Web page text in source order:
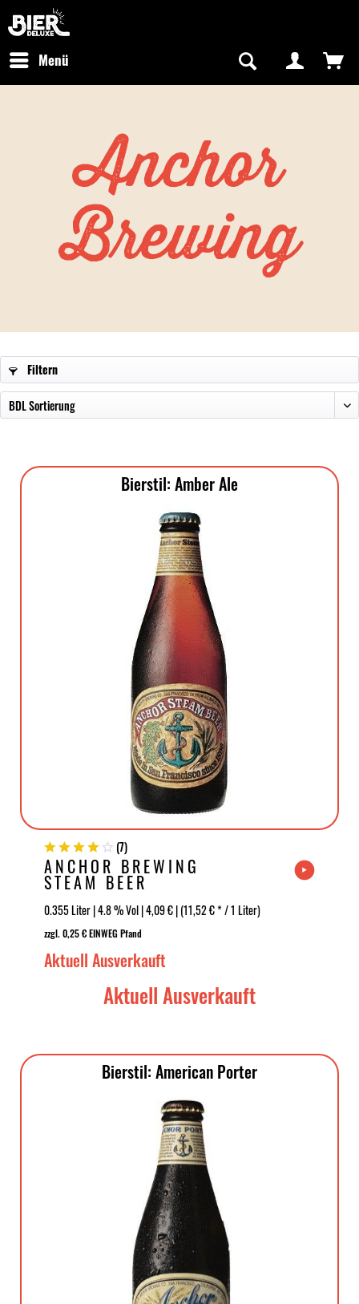
Kostenfreier Versand in Deutschland
Menü
Anchor
Brewing
Filtern
Bierstil: Amber Ale
(7)
ANCHOR BREWING
STEAM BEER
0.355 Liter | 4.8 % Vol | 4,09 € | (11,52 € * / 1 Liter)
zzgl. 0,25 € EINWEG Pfand
Aktuell Ausverkauft
Aktuell Ausverkauft
Bierstil: American Porter